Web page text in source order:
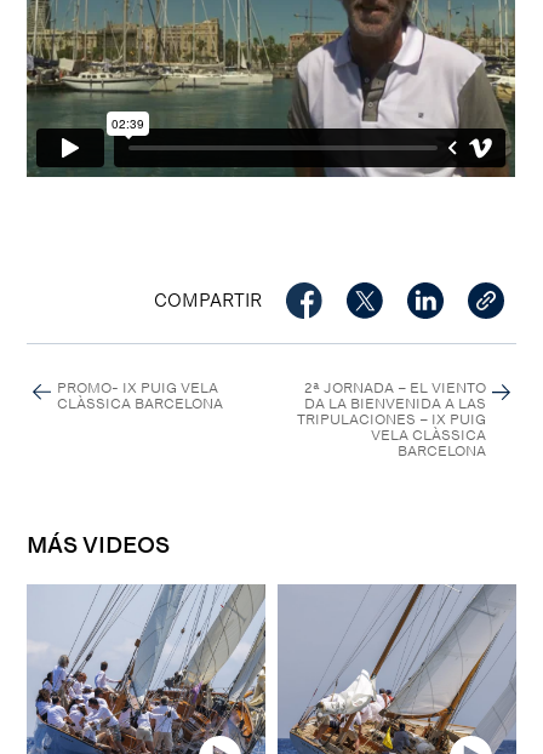
COMPARTIR
PROMO- IX PUIG VELA
CLÀSSICA BARCELONA
2ª JORNADA – EL VIENTO
DA LA BIENVENIDA A LAS
TRIPULACIONES – IX PUIG
VELA CLÀSSICA
BARCELONA
MÁS VIDEOS